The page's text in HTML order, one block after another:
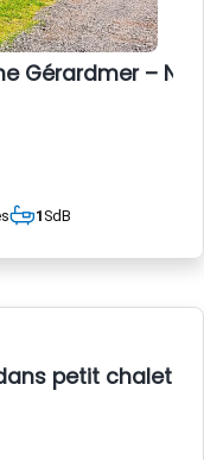
Gérardmer –
1SdB
petit chalet a